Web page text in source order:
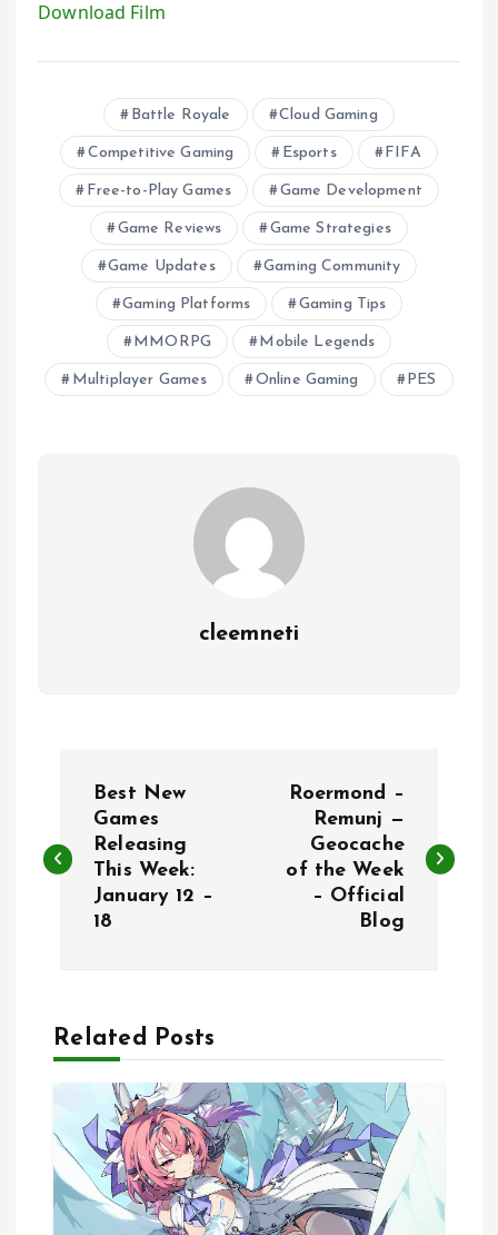
Download Film
Battle Royale Cloud Gaming
Competitive Gaming Esports FIFA
Free-to-Play Games Game Development
Game Reviews Game Strategies
Game Updates Gaming Community
Gaming Platforms Gaming Tips
MMORPG Mobile Legends
Multiplayer Games Online Gaming PES
cleemneti
s
a
g
Best New
Games
Releasing
This Week:
January 12 –
18
Roermond –
Remunj —
Geocache
of the Week
– Official
Blog
Related Posts